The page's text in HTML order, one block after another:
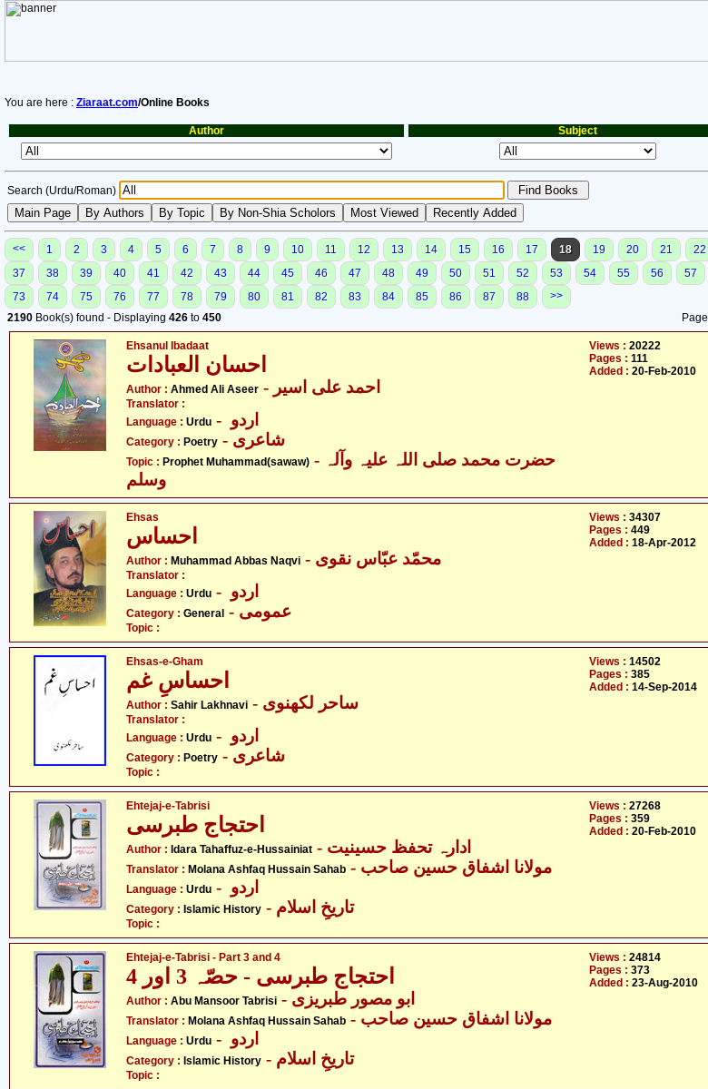
You are here : Ziaraat.com/Online Books
Author Subject
Search (Urdu/Roman)
<< 1 2 3 4 5 6 7 8 9 10 11 12 13 14 15 16 17 18 19 20 21 22
37
38 39 40 41 42 43 44 45 46 47 48 49 50 51 52 53 54 55 56 57
73
74 75 76 77 78 79 80 81 82 83 84 85 86 87 88
>>
2190 Book(s) found - Displaying 426 to 450 Page
Ehsanul Ibadaat
Author : Ahmed Ali Aseer
Translator :
Language : Urdu
Category : Poetry - شاعری
Topic : Prophet Muhammad(sawaw) - حضرت محمد صلی اللہ علیہ وآلہ
وسلم
Views : 20222
Pages : 111
Added : 20-Feb-2010
Ehsas
احساس
Author : Muhammad Abbas Naqvi - محمّد عبّاس نقوی
Translator :
Language : Urdu
Category : General - عمومی
Topic :
Views : 34307
Pages : 449
Added : 18-Apr-2012
Ehsas-e-Gham
احساسِ غم
Author : Sahir Lakhnavi - ساحر لکھنوی
Translator :
Language : Urdu
Category : Poetry - شاعری
Topic :
Views : 14502
Pages : 385
Added : 14-Sep-2014
Ehtejaj-e-Tabrisi
احتجاج طبرسی
Author : Idara Tahaffuz-e-Hussainiat
Translator : Molana Ashfaq Hussain Sahab - مولانا اشفاق حسین صاحب
Language : Urdu
Category : Islamic History - تاریخِ اسلام
Topic :
Views : 27268
Pages : 359
Added : 20-Feb-2010
Ehtejaj-e-Tabrisi - Part 3 and 4
احتجاج طبرسی - حصّہ 3 اور 4
Author : Abu Mansoor Tabrisi - ابو مصور طبریزی
Translator : Molana Ashfaq Hussain Sahab - مولانا اشفاق حسین صاحب
Language : Urdu
Category : Islamic History - تاریخِ اسلام
Topic :
Views : 24814
Pages : 373
Added : 23-Aug-2010